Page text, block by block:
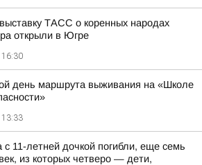
ТАСС о коренных народах
открыли в Югре
16:30
день маршрута выживания на «Школе
13:33
11-летней дочкой погибли, еще семь
из которых четверо — дети,